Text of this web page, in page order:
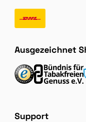
Ausgezeichnet
Support